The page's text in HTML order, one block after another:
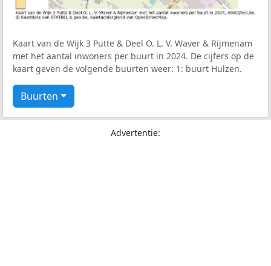
Kaart van de Wijk 3 Putte & Deel O. L. V. Waver & Rijmenam
met het aantal inwoners per buurt in 2024. De cijfers op de
kaart geven de volgende buurten weer: 1: buurt Hulzen.
Buurten
Advertentie: